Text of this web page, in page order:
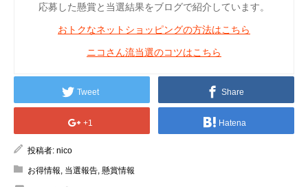
応募した懸賞と当選結果をブログで紹介しています。
おトクなネットショッピングの方法はこちら
ニコさん流当選のコツはこちら
Tweet Share
+1 Hatena
投稿者: nico
お得情報, 当選報告, 懸賞情報